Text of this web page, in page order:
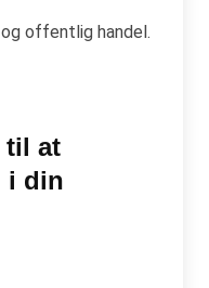
offentlig handel.
til at
i din